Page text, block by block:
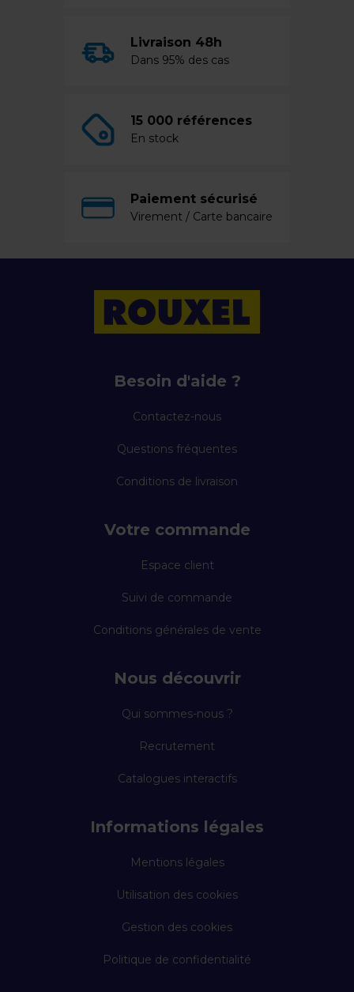
Livraison 48h
Dans 95% des cas
15 000 références
En stock
Paiement sécurisé
Virement / Carte bancaire
Besoin d'aide ?
Contactez-nous
Questions fréquentes
Conditions de livraison
Votre commande
Espace client
Suivi de commande
Conditions générales de vente
Nous découvrir
Qui sommes-nous ?
Recrutement
Catalogues interactifs
Informations légales
Mentions légales
Utilisation des cookies
Gestion des cookies
Politique de confidentialité